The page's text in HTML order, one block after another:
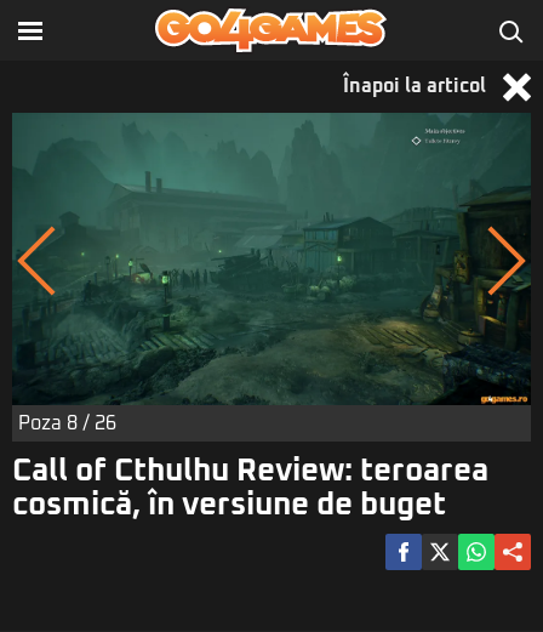
Înapoi la articol
Poza 8 / 26
Call of Cthulhu Review: teroarea
cosmică, în versiune de buget